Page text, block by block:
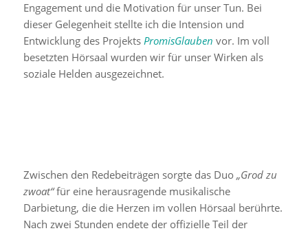
Engagement und die Motivation für unser Tun. Bei
dieser Gelegenheit stellte ich die Intension und
Entwicklung des Projekts PromisGlauben vor. Im voll
besetzten Hörsaal wurden wir für unser Wirken als
soziale Helden ausgezeichnet.
Zwischen den Redebeiträgen sorgte das Duo „Grod zu
zwoat“für eine herausragende musikalische
Darbietung, die die Herzen im vollen Hörsaal berührte.
Nach zwei Stunden endete der offizielle Teil der